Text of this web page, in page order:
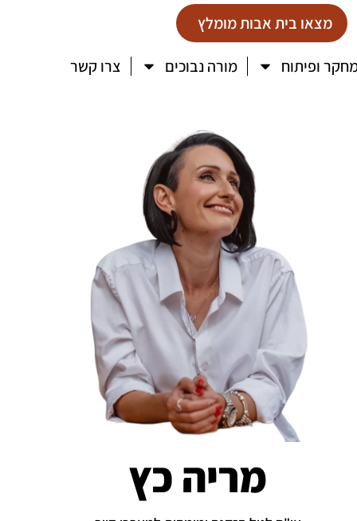
מצאו בית אבות מומלץ
ופיתוח מורה נבוכים צרו קשר
מריה כץ